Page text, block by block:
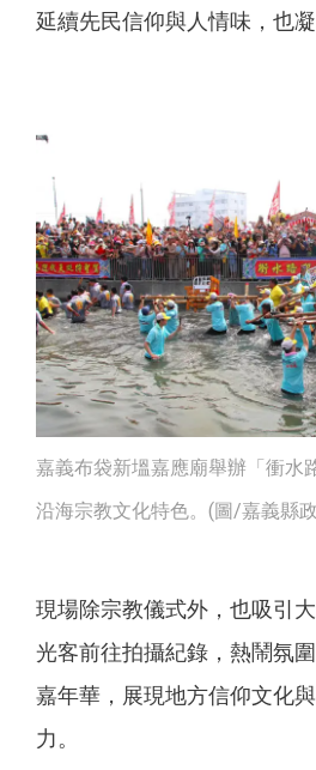
延續先民信仰與人情味，也
嘉義布袋新塭嘉應廟舉辦「衝水
沿海宗教文化特色。(圖/嘉義縣
現場除宗教儀式外，也吸引
光客前往拍攝紀錄，熱鬧氛
嘉年華，展現地方信仰文化
力。